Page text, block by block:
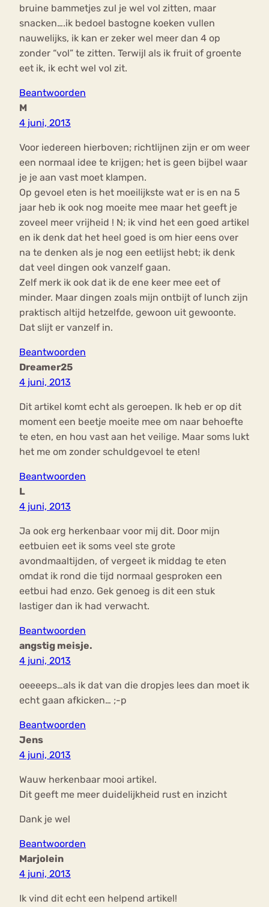
bruine bammetjes zul je wel vol zitten, maar
snacken….ik bedoel bastogne koeken vullen
nauwelijks, ik kan er zeker wel meer dan 4 op
zonder “vol” te zitten. Terwijl als ik fruit of groente
eet ik, ik echt wel vol zit.
Beantwoorden
M
4 juni, 2013
Voor iedereen hierboven; richtlijnen zijn er om weer
een normaal idee te krijgen; het is geen bijbel waar
je je aan vast moet klampen.
Op gevoel eten is het moeilijkste wat er is en na 5
jaar heb ik ook nog moeite mee maar het geeft je
zoveel meer vrijheid ! N; ik vind het een goed artikel
en ik denk dat het heel goed is om hier eens over
na te denken als je nog een eetlijst hebt; ik denk
dat veel dingen ook vanzelf gaan.
Zelf merk ik ook dat ik de ene keer mee eet of
minder. Maar dingen zoals mijn ontbijt of lunch zijn
praktisch altijd hetzelfde, gewoon uit gewoonte.
Dat slijt er vanzelf in.
Beantwoorden
Dreamer25
4 juni, 2013
Dit artikel komt echt als geroepen. Ik heb er op dit
moment een beetje moeite mee om naar behoefte
te eten, en hou vast aan het veilige. Maar soms lukt
het me om zonder schuldgevoel te eten!
Beantwoorden
L
4 juni, 2013
Ja ook erg herkenbaar voor mij dit. Door mijn
eetbuien eet ik soms veel ste grote
avondmaaltijden, of vergeet ik middag te eten
omdat ik rond die tijd normaal gesproken een
eetbui had enzo. Gek genoeg is dit een stuk
lastiger dan ik had verwacht.
Beantwoorden
angstig meisje.
4 juni, 2013
oeeeeps…als ik dat van die dropjes lees dan moet ik
echt gaan afkicken… ;-p
Beantwoorden
Jens
4 juni, 2013
Wauw herkenbaar mooi artikel.
Dit geeft me meer duidelijkheid rust en inzicht
Dank je wel
Beantwoorden
Marjolein
4 juni, 2013
Ik vind dit echt een helpend artikel!